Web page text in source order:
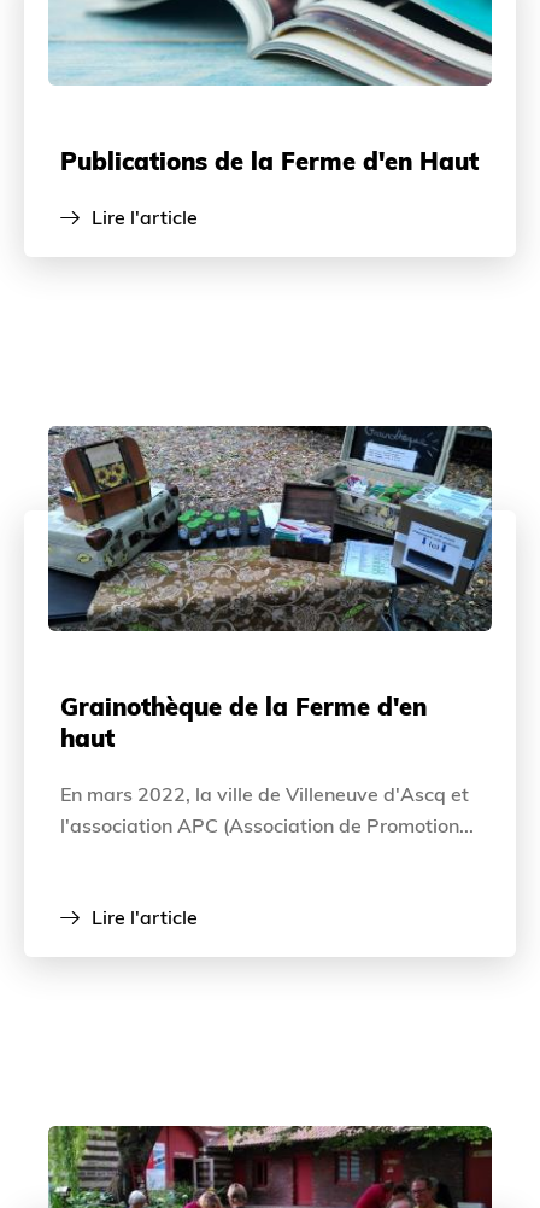
Publications de la Ferme d'en Haut
Lire l'article
Grainothèque de la Ferme d'en
haut
En mars 2022, la ville de Villeneuve d'Ascq et
l'association APC (Association de Promotion...
Lire l'article